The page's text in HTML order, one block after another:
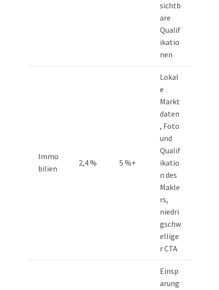
sichtb
are
Qualif
ikatio
nen
Immo
bilien
2,4 % 5 %+
Lokal
e
Markt
daten
, Foto
und
Qualif
ikatio
n des
Makle
rs,
niedri
gschw
ellige
r CTA
Einsp
arung